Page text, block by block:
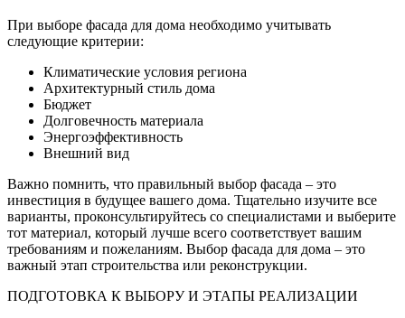
При выборе фасада для дома необходимо учитывать
следующие критерии:
Климатические условия региона
Архитектурный стиль дома
Бюджет
Долговечность материала
Энергоэффективность
Внешний вид
Важно помнить, что правильный выбор фасада – это
инвестиция в будущее вашего дома. Тщательно изучите все
варианты, проконсультируйтесь со специалистами и выберите
тот материал, который лучше всего соответствует вашим
требованиям и пожеланиям. Выбор фасада для дома – это
важный этап строительства или реконструкции.
ПОДГОТОВКА К ВЫБОРУ И ЭТАПЫ РЕАЛИЗАЦИИ